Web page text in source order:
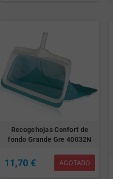
Recogehojas Confort de
fondo Grande Gre 40032N
11,70 € AGOTADO